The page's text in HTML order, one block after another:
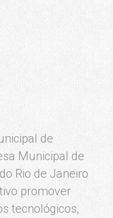
de
Municipal de
Rio de Janeiro
promover
tecnológicos,